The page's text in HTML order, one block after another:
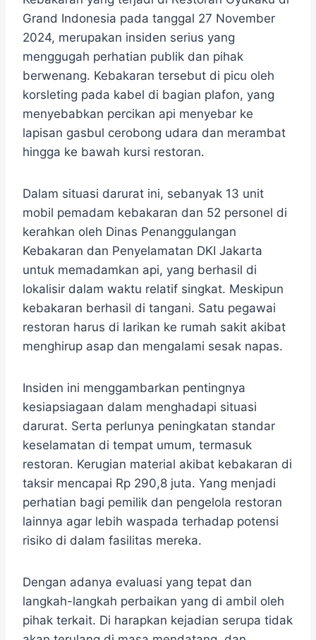
Grand Indonesia pada tanggal 27 November
2024, merupakan insiden serius yang
menggugah perhatian publik dan pihak
berwenang. Kebakaran tersebut di picu oleh
korsleting pada kabel di bagian plafon, yang
menyebabkan percikan api menyebar ke
lapisan gasbul cerobong udara dan merambat
hingga ke bawah kursi restoran.
Dalam situasi darurat ini, sebanyak 13 unit
mobil pemadam kebakaran dan 52 personel di
kerahkan oleh Dinas Penanggulangan
Kebakaran dan Penyelamatan DKI Jakarta
untuk memadamkan api, yang berhasil di
lokalisir dalam waktu relatif singkat. Meskipun
kebakaran berhasil di tangani. Satu pegawai
restoran harus di larikan ke rumah sakit akibat
menghirup asap dan mengalami sesak napas.
​Insiden ini menggambarkan pentingnya
kesiapsiagaan dalam menghadapi situasi
darurat. Serta perlunya peningkatan standar
keselamatan di tempat umum, termasuk
restoran.​ Kerugian material akibat kebakaran di
taksir mencapai Rp 290,8 juta. Yang menjadi
perhatian bagi pemilik dan pengelola restoran
lainnya agar lebih waspada terhadap potensi
risiko di dalam fasilitas mereka.
Dengan adanya evaluasi yang tepat dan
langkah-langkah perbaikan yang di ambil oleh
pihak terkait. Di harapkan kejadian serupa tidak